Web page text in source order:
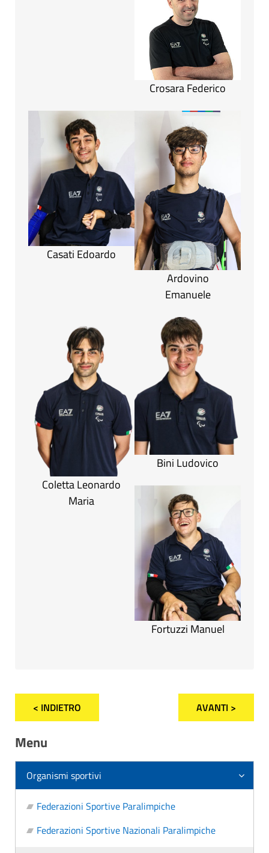
Crosara Federico
Casati Edoardo
Ardovino
Emanuele
Coletta Leonardo
Maria
Bini Ludovico
Fortuzzi Manuel
< INDIETRO AVANTI >
Menu
Organismi sportivi
Federazioni Sportive Paralimpiche
Federazioni Sportive Nazionali Paralimpiche